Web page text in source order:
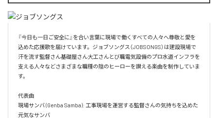
『今日も一日ご安全に』を合い言葉に現場で働くすべての人々へ尊敬と愛を
込めた応援歌を届けています。ジョブソングス（JOBSONGS）は建設現場で
汗を流す監督さん基礎屋さん大工さんとび職電気設備のプロ水道インフラを
支える人々などさまざまな職種の陰のヒーローを讃える楽曲を制作していま
す。
代表曲
現場サンバ (Genba Samba): 工事現場を運営する監督さんの気持ちを込めた
元気なサンバ